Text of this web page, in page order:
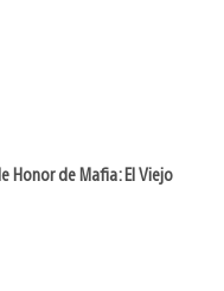
Honor de Mafia: El Viejo